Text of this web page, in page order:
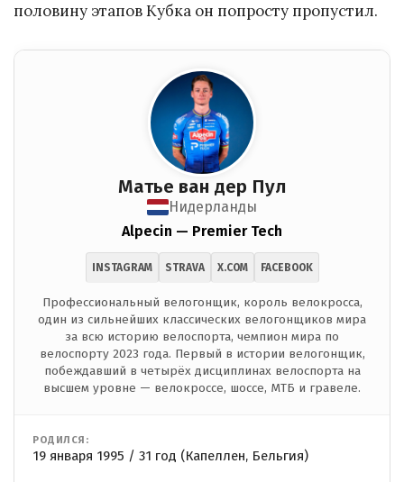
половину этапов Кубка он попросту пропустил.
Матье ван дер Пул
Нидерланды
Alpecin — Premier Tech
INSTAGRAM STRAVA X.COM FACEBOOK
Профессиональный велогонщик, король велокросса,
один из сильнейших классических велогонщиков мира
за всю историю велоспорта, чемпион мира по
велоспорту 2023 года. Первый в истории велогонщик,
побеждавший в четырёх дисциплинах велоспорта на
высшем уровне — велокроссе, шоссе, МТБ и гравеле.
РОДИЛСЯ:
19 января 1995 / 31 год (Капеллен, Бельгия)